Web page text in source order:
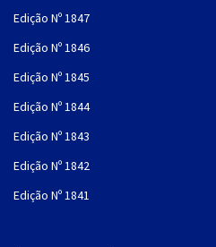
Edição Nº 1847
Edição Nº 1846
Edição Nº 1845
Edição Nº 1844
Edição Nº 1843
Edição Nº 1842
Edição Nº 1841